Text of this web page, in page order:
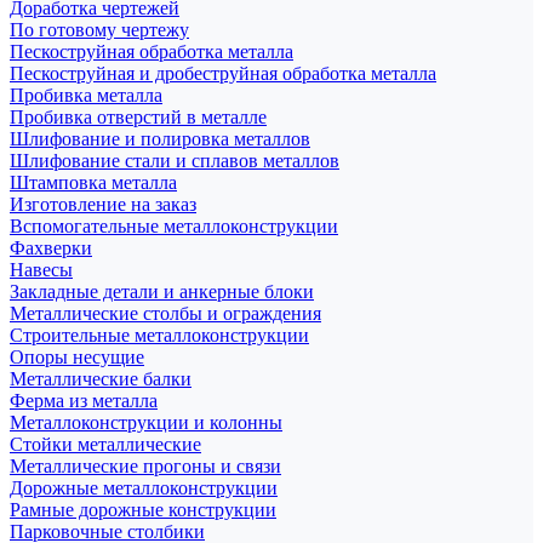
Доработка чертежей
По готовому чертежу
Пескоструйная обработка металла
Пескоструйная и дробеструйная обработка металла
Пробивка металла
Пробивка отверстий в металле
Шлифование и полировка металлов
Шлифование стали и сплавов металлов
Штамповка металла
Изготовление на заказ
Вспомогательные металлоконструкции
Фахверки
Навесы
Закладные детали и анкерные блоки
Металлические столбы и ограждения
Строительные металлоконструкции
Опоры несущие
Металлические балки
Ферма из металла
Металлоконструкции и колонны
Стойки металлические
Металлические прогоны и связи
Дорожные металлоконструкции
Рамные дорожные конструкции
Парковочные столбики